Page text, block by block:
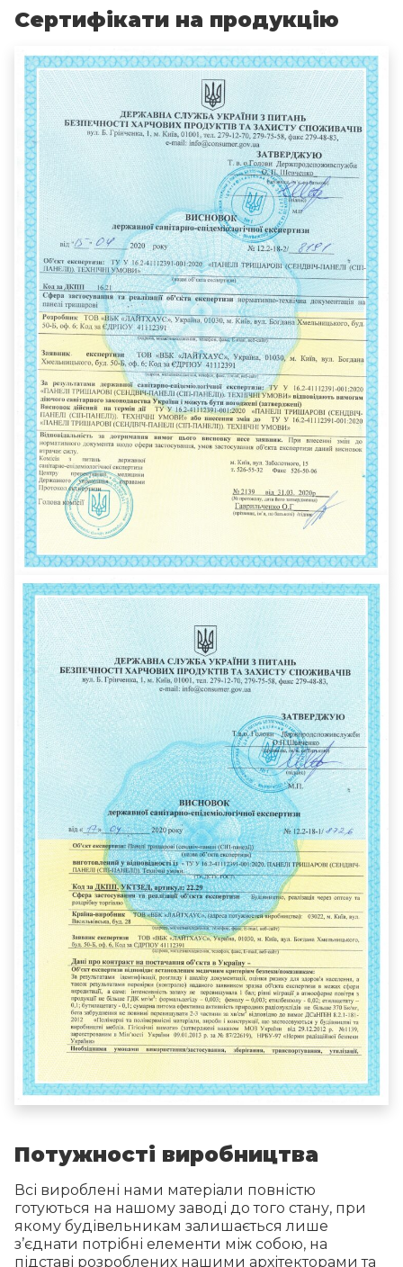
Сертифікати на продукцію
Потужності виробництва
Всі вироблені нами матеріали повністю
готуються на нашому заводі до того стану, при
якому будівельникам залишається лише
з’єднати потрібні елементи між собою, на
підставі розроблених нашими архітекторами та